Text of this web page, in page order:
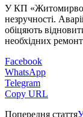
У КП
незручності.
обіцяють
необхідних
Facebook
WhatsApp
Telegram
Copy URL
Попередня стаття